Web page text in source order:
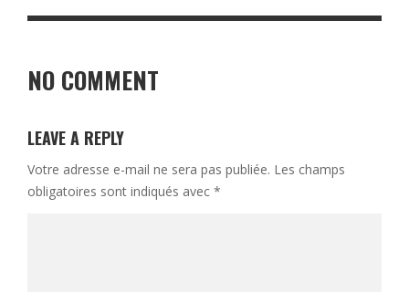
NO COMMENT
LEAVE A REPLY
Votre adresse e-mail ne sera pas publiée. Les champs
obligatoires sont indiqués avec *